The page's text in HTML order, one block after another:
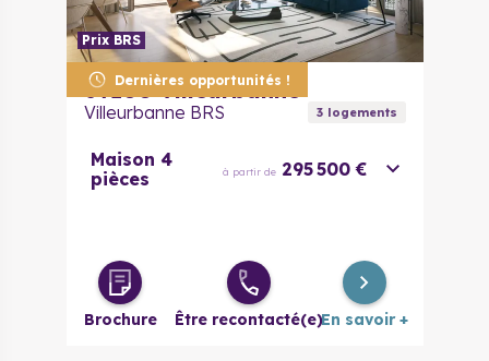
Dernières opportunités !
Prix BRS
69100 Villeurbanne
Villeurbanne BRS 3logements
Maison 4
pièces
à partir de 295 500 €
Brochure Être recontacté(e)En savoir +